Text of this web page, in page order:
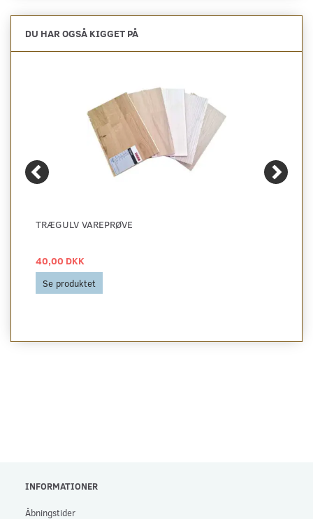
DU HAR OGSÅ KIGGET PÅ
TRÆGULV VAREPRØVE
40,00 DKK
Se produktet
INFORMATIONER
Åbningstider